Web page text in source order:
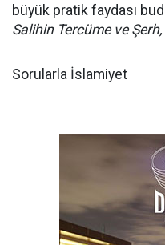
büyük pratik faydası
Salihin Tercüme ve
Sorularla İslamiyet